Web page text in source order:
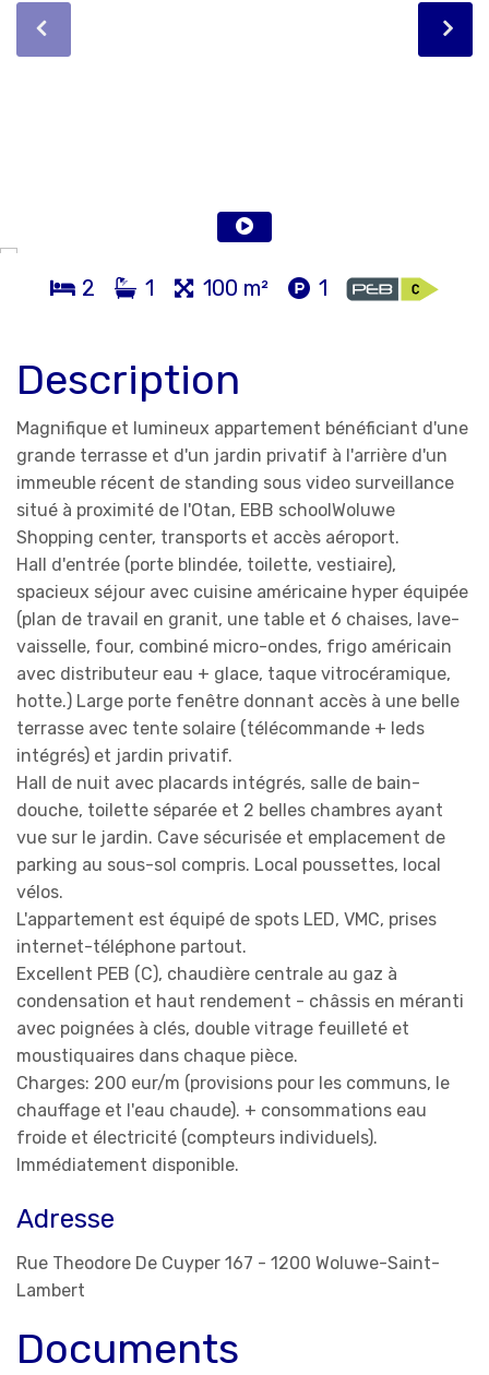
2 1 100 m² 1
Description
Magnifique et lumineux appartement bénéficiant d'une
grande terrasse et d'un jardin privatif à l'arrière d'un
immeuble récent de standing sous video surveillance
situé à proximité de l'Otan, EBB schoolWoluwe
Shopping center, transports et accès aéroport.
Hall d'entrée (porte blindée, toilette, vestiaire),
spacieux séjour avec cuisine américaine hyper équipée
(plan de travail en granit, une table et 6 chaises, lave-
vaisselle, four, combiné micro-ondes, frigo américain
avec distributeur eau + glace, taque vitrocéramique,
hotte.) Large porte fenêtre donnant accès à une belle
terrasse avec tente solaire (télécommande + leds
intégrés) et jardin privatif.
Hall de nuit avec placards intégrés, salle de bain-
douche, toilette séparée et 2 belles chambres ayant
vue sur le jardin. Cave sécurisée et emplacement de
parking au sous-sol compris. Local poussettes, local
vélos.
L'appartement est équipé de spots LED, VMC, prises
internet-téléphone partout.
Excellent PEB (C), chaudière centrale au gaz à
condensation et haut rendement - châssis en méranti
avec poignées à clés, double vitrage feuilleté et
moustiquaires dans chaque pièce.
Charges: 200 eur/m (provisions pour les communs, le
chauffage et l'eau chaude). + consommations eau
froide et électricité (compteurs individuels).
Immédiatement disponible.
Adresse
Rue Theodore De Cuyper 167 - 1200 Woluwe-Saint-
Lambert
Documents